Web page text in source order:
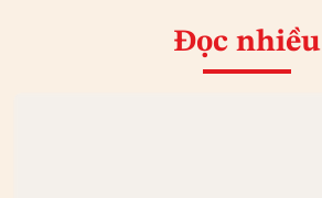
Đọc nhiều